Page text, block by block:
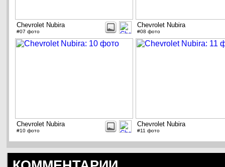
Chevrolet Nubira
#07 фото
Chevrolet Nubira
#08 фото
Chevrolet Nubira
#10 фото
Chevrolet Nubira
#11 фото